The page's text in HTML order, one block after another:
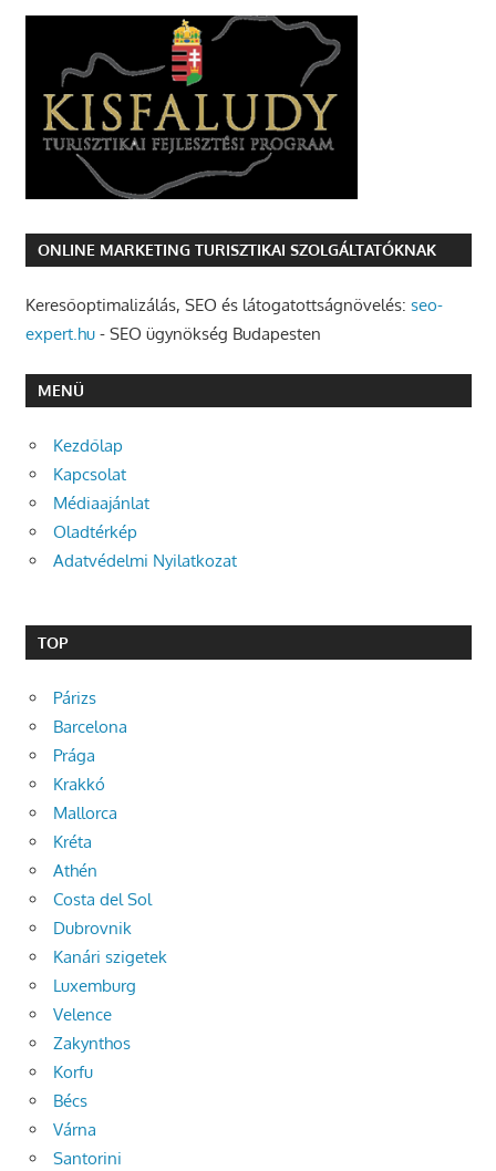
ONLINE MARKETING TURISZTIKAI SZOLGÁLTATÓKNAK
Keresőoptimalizálás, SEO és látogatottságnövelés: seo-
expert.hu- SEO ügynökség Budapesten
MENÜ
Kezdőlap
Kapcsolat
Médiaajánlat
Oladtérkép
Adatvédelmi Nyilatkozat
TOP
Párizs
Barcelona
Prága
Krakkó
Mallorca
Kréta
Athén
Costa del Sol
Dubrovnik
Kanári szigetek
Luxemburg
Velence
Zakynthos
Korfu
Bécs
Várna
Santorini